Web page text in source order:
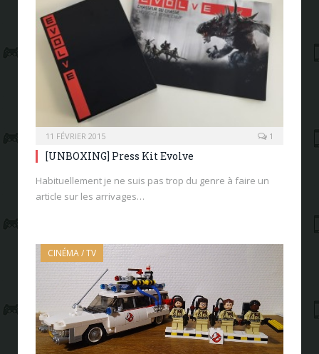
11 FÉVRIER 2015 1
[UNBOXING] Press Kit Evolve
Habituellement je ne suis pas trop du genre à faire un
article sur les arrivages…
CINÉMA / TV